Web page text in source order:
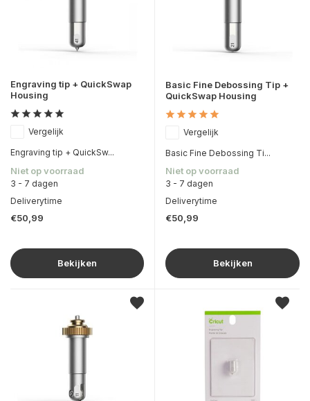
Engraving tip + QuickSwap
Housing
Vergelijk
Engraving tip + QuickSw...
Niet op voorraad
3 - 7 dagen
Deliverytime
€50,99
Bekijken
Basic Fine Debossing Tip +
QuickSwap Housing
Vergelijk
Basic Fine Debossing Ti...
Niet op voorraad
3 - 7 dagen
Deliverytime
€50,99
Bekijken